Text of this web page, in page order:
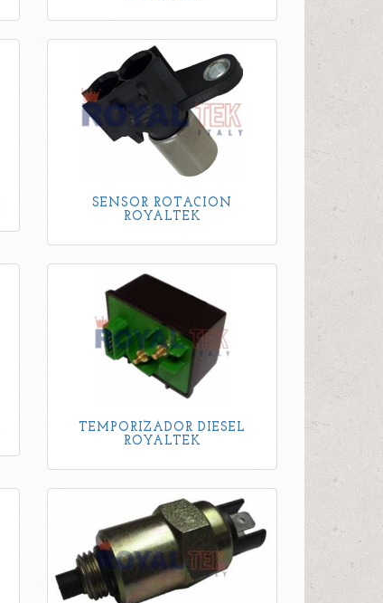
SENSOR ROTACION
ROYALTEK
TEMPORIZADOR DIESEL
ROYALTEK